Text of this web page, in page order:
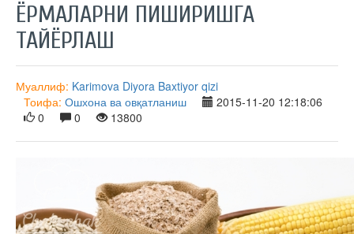
ЁРМАЛАРНИ ПИШИРИШГА
ТАЙЁРЛАШ
Муаллиф: Karimova Diyora Baxtiyor qizi
Тоифа: Ошхона ва овқатланиш
2015-11-20 12:18:06
0
0 13800